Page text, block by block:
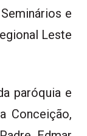
e
Leste
paróquia e
Conceição,